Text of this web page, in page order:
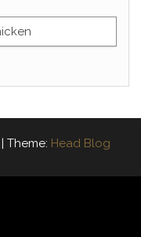
| Theme: Head Blog